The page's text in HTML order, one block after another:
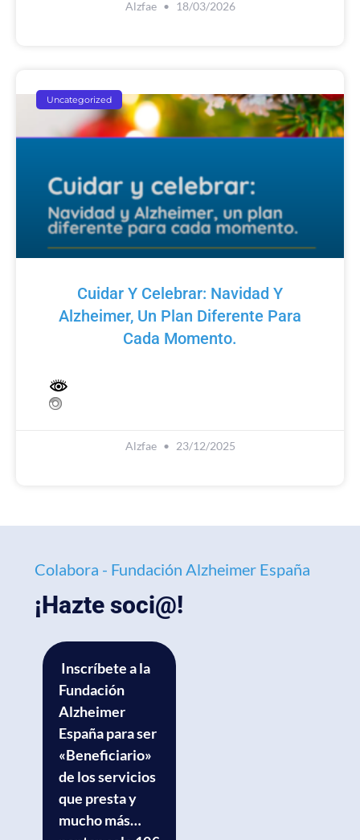
Alzfae 18/03/2026
Uncategorized
Cuidar Y Celebrar: Navidad Y
Alzheimer, Un Plan Diferente Para
Cada Momento.
Alzfae 23/12/2025
Colabora - Fundación Alzheimer España
¡Hazte soci@!
Inscríbete a la
Fundación
Alzheimer
España para ser
«Beneficiario»
de los servicios
que presta y
mucho más…